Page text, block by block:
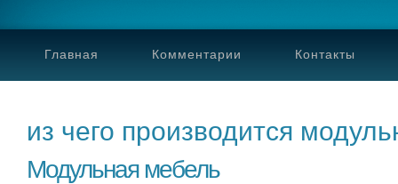
Главная Комментарии Контакты
из чего производится
Модульная мебель